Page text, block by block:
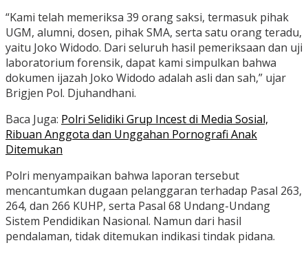
“Kami telah memeriksa 39 orang saksi, termasuk pihak
UGM, alumni, dosen, pihak SMA, serta satu orang teradu,
yaitu Joko Widodo. Dari seluruh hasil pemeriksaan dan uji
laboratorium forensik, dapat kami simpulkan bahwa
dokumen ijazah Joko Widodo adalah asli dan sah,” ujar
Brigjen Pol. Djuhandhani.
Baca Juga: Polri Selidiki Grup Incest di Media Sosial,
Ribuan Anggota dan Unggahan Pornografi Anak
Ditemukan
Polri menyampaikan bahwa laporan tersebut
mencantumkan dugaan pelanggaran terhadap Pasal 263,
264, dan 266 KUHP, serta Pasal 68 Undang-Undang
Sistem Pendidikan Nasional. Namun dari hasil
pendalaman, tidak ditemukan indikasi tindak pidana.